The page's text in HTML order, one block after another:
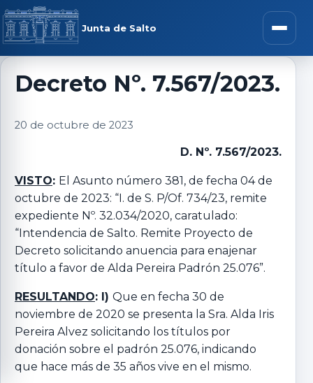
Saltar al contenido
Junta de Salto Abrir
menú
Decreto Nº. 7.567/2023.
20 de octubre de 2023
D. Nº. 7.567/2023.
VISTO: El Asunto número 381, de fecha 04 de
octubre de 2023: “I. de S. P/Of. 734/23, remite
expediente Nº. 32.034/2020, caratulado:
“Intendencia de Salto. Remite Proyecto de
Decreto solicitando anuencia para enajenar
título a favor de Alda Pereira Padrón 25.076”.
RESULTANDO: I) Que en fecha 30 de
noviembre de 2020 se presenta la Sra. Alda Iris
Pereira Alvez solicitando los títulos por
donación sobre el padrón 25.076, indicando
que hace más de 35 años vive en el mismo.